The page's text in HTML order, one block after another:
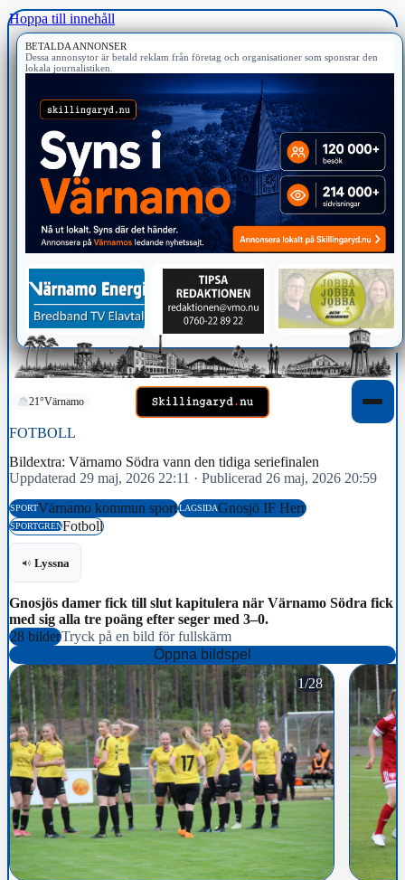
Hoppa till innehåll
BETALDA ANNONSER
Dessa annonsytor är betald reklam från företag och organisationer som sponsrar den
lokala journalistiken.
21°Värnamo
FOTBOLL
Bildextra: Värnamo Södra vann den tidiga seriefinalen
Uppdaterad 29 maj, 2026 22:11 · Publicerad 26 maj, 2026 20:59
SPORTVärnamo kommun sportLAGSIDAGnosjö IF Herr
SPORTGRENFotboll
Lyssna
Gnosjös damer fick till slut kapitulera när Värnamo Södra fick
med sig alla tre poäng efter seger med 3–0.
28 bilderTryck på en bild för fullskärm
Öppna bildspel
1/28